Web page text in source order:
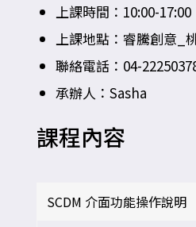
上課時間：10:00-17:00
上課地點：睿騰創意_
聯絡電話：04-
承辦人：Sasha
課程內容
SCDM 介面功能操作說明